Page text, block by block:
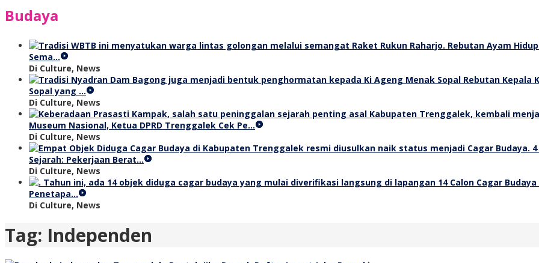
Budaya
Rebutan Ayam
Sema…
Di Culture, News
Rebutan Kepala
Sopal yang …
Di Culture, News
Museum Nasional, Ketua DPRD Trenggalek Cek Pe…
Di Culture, News
Sejarah: Pekerjaan Berat…
Di Culture, News
14 Calon Cagar
Penetapa…
Di Culture, News
Tag: Independen